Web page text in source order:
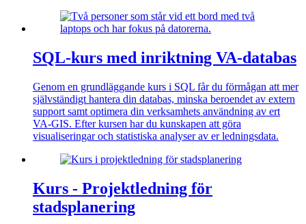
SQL-kurs med inriktning VA-databas
Genom en grundläggande kurs i SQL får du förmågan att mer
självständigt hantera din databas, minska beroendet av extern
support samt optimera din verksamhets användning av ert
VA-GIS. Efter kursen har du kunskapen att göra
visualiseringar och statistiska analyser av er ledningsdata.
Kurs - Projektledning för
stadsplanering